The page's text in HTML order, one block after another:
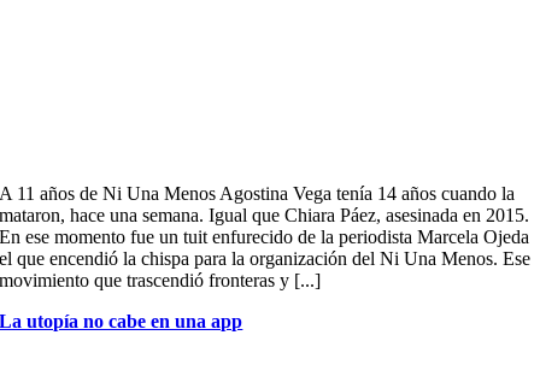
A 11 años de Ni Una Menos Agostina Vega tenía 14 años cuando la
mataron, hace una semana. Igual que Chiara Páez, asesinada en 2015.
En ese momento fue un tuit enfurecido de la periodista Marcela Ojeda
el que encendió la chispa para la organización del Ni Una Menos. Ese
movimiento que trascendió fronteras y [...]
La utopía no cabe en una app